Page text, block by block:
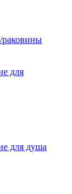
раковины
для
для душа